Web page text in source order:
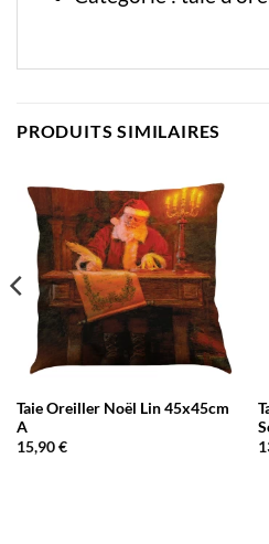
PRODUITS SIMILAIRES
Taie Oreiller Noël Lin 45x45cm
A
15,90€